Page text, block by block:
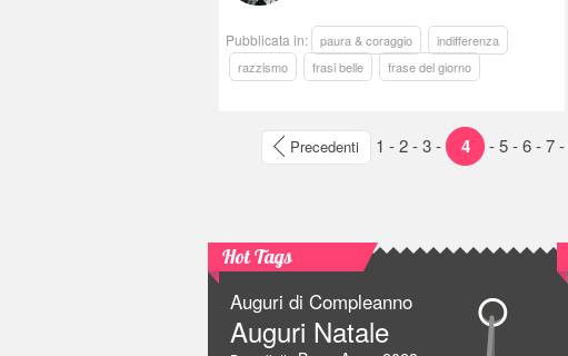
Pubblicata in: paura & coraggio
indifferenza
razzismo
frasi belle frase del giorno
Precedenti 1 -2-3- 4 -5-6-7-
Hot Tags
Auguri di Compleanno
Auguri Natale